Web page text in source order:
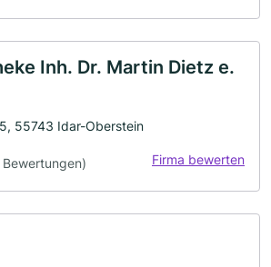
Inh. Dr. Martin Dietz e.
55743 Idar-Oberstein
Bewertungen) Firma bewerten